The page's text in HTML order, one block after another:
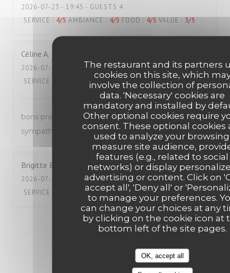
The restaurant and its partners
cookies on this site, which
involve the collection of
data. 'Necessary' cookies are
mandatory and installed by
Other optional cookies require
consent. These optional cookies
used to analyze your
measure site audience,
features (e.g., related to social
networks) or display
advertising or content. Click on
accept all', 'Deny all' or
to manage your preferences.
can change your choices at any
by clicking on the cookie icon at
bottom left of the site pages.
OK, accept all
2026-07-23 - 19:45 - GUESTS 4
SERVICE : 4/5 AMBIANCE : 4/5 FOOD : 4/5 VALUE : 3/5
Céline A
2026-07-22
- 12:30 - GUESTS 2
SERVICE
AMBIANCE FOOD /5 VALUE: /5
bons produits et très bon service, équipe très
sympathique, écoute au top
Brigitte B
2026-07-18
- 12:00 - GUESTS 2
SERVICE
AMBIANCE: 4/5 FOOD: 5 /5 VALUE: 4 /5
1 2 3